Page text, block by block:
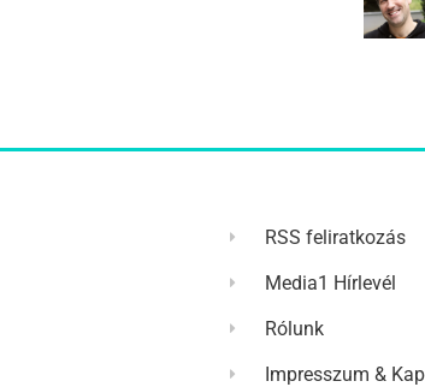
RSS feliratkozás
Media1 Hírlevél
Rólunk
Impresszum &